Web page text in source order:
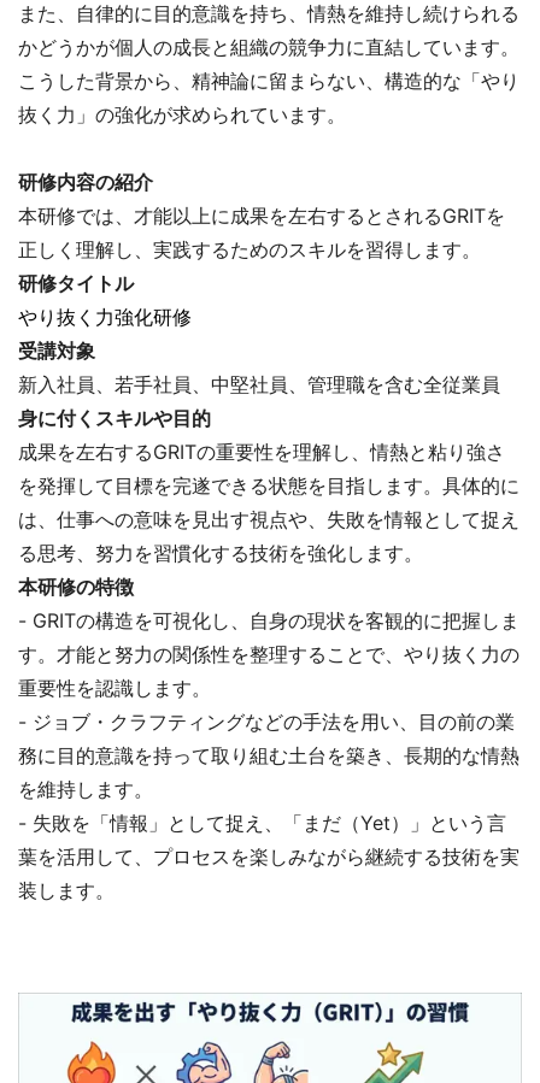
また、自律的に目的意識を持ち、情熱を維持し続けられる
かどうかが個人の成長と組織の競争力に直結しています。
こうした背景から、精神論に留まらない、構造的な「やり
抜く力」の強化が求められています。
研修内容の紹介
本研修では、才能以上に成果を左右するとされるGRITを
正しく理解し、実践するためのスキルを習得します。
研修タイトル
やり抜く力強化研修
受講対象
新入社員、若手社員、中堅社員、管理職を含む全従業員
身に付くスキルや目的
成果を左右するGRITの重要性を理解し、情熱と粘り強さ
を発揮して目標を完遂できる状態を目指します。具体的に
は、仕事への意味を見出す視点や、失敗を情報として捉え
る思考、努力を習慣化する技術を強化します。
本研修の特徴
- GRITの構造を可視化し、自身の現状を客観的に把握しま
す。才能と努力の関係性を整理することで、やり抜く力の
重要性を認識します。
- ジョブ・クラフティングなどの手法を用い、目の前の業
務に目的意識を持って取り組む土台を築き、長期的な情熱
を維持します。
- 失敗を「情報」として捉え、「まだ（Yet）」という言
葉を活用して、プロセスを楽しみながら継続する技術を実
装します。